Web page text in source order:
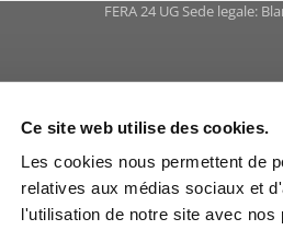
Ce site web utilise des cookies.
Les cookies nous permettent de
relatives aux médias sociaux et
l'utilisation de notre site avec
FERA 24 UG Sede legale: